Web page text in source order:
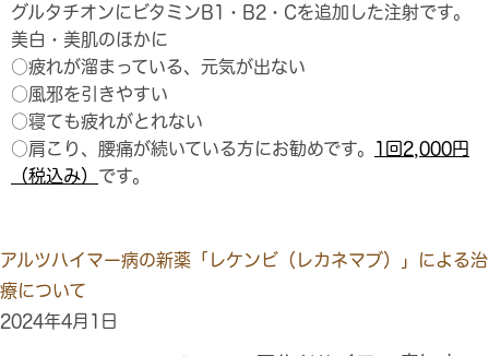
グルタチオンにビタミンB1・B2・Cを追加した注射です。
美白・美肌のほかに
○疲れが溜まっている、元気が出ない
○風邪を引きやすい
○寝ても疲れがとれない
○肩こり、腰痛が続いている方にお勧めです。 1 回2,000円
（税込み） です。
アルツハイマー病の新薬「レケンビ（レカネマブ）」による治
療について
2024年4月1日